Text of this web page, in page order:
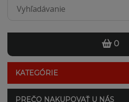
0
KATEGÓRIE
PREČO NAKUPOVAŤ U NÁS